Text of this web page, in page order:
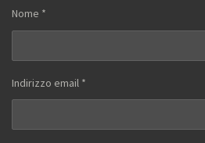
Nome *
Indirizzo email *